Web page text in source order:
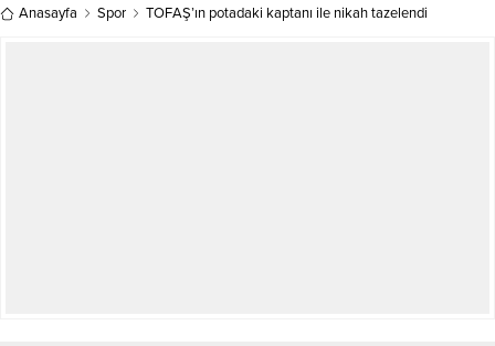
Anasayfa Spor TOFAŞ’ın potadaki kaptanı ile nikah tazelendi